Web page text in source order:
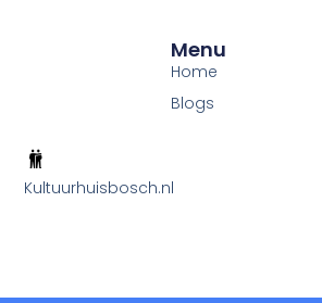
Kultuurhuisbosch.nl
Menu
Home
Blogs